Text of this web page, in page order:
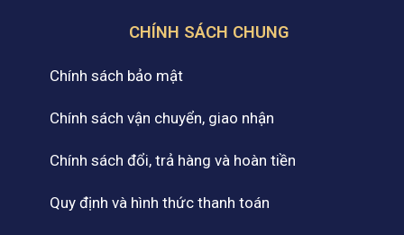
CHÍNH SÁCH CHUNG
Chính sách bảo mật
Chính sách vận chuyển, giao nhận
Chính sách đổi, trả hàng và hoàn tiền
Quy định và hình thức thanh toán